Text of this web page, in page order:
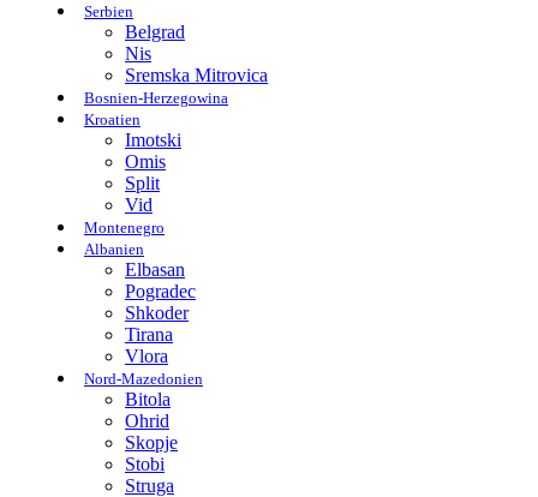
Serbien
Belgrad
Nis
Sremska Mitrovica
Bosnien-Herzegowina
Kroatien
Imotski
Omis
Split
Vid
Montenegro
Albanien
Elbasan
Pogradec
Shkoder
Tirana
Vlora
Nord-Mazedonien
Bitola
Ohrid
Skopje
Stobi
Struga